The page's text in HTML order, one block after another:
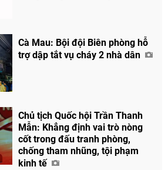
Cà Mau: Bội đội Biên phòng hỗ
trợ dập tắt vụ cháy 2 nhà dân
Chủ tịch Quốc hội Trần Thanh
Mẫn: Khẳng định vai trò nòng
cốt trong đấu tranh phòng,
chống tham nhũng, tội phạm
kinh tế